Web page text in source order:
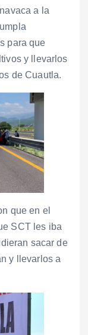
a la
para que
y llevarlos
de Cuautla.
que en el
SCT les iba
sacar de
y llevarlos a